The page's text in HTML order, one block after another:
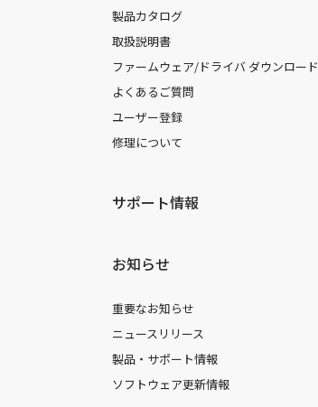
製品カタログ
取扱説明書
ファームウェア/ドライバ ダウンロード
よくあるご質問
ユーザー登録
修理について
サポート情報
お知らせ
重要なお知らせ
ニュースリリース
製品・サポート情報
ソフトウェア更新情報